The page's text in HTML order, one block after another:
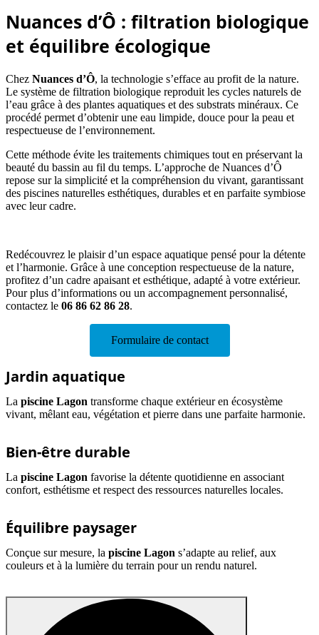
Nuances d’Ô : filtration biologique
et équilibre écologique
Chez Nuances d’Ô, la technologie s’efface au profit de la nature.
Le système de filtration biologique reproduit les cycles naturels de
l’eau grâce à des plantes aquatiques et des substrats minéraux. Ce
procédé permet d’obtenir une eau limpide, douce pour la peau et
respectueuse de l’environnement.
Cette méthode évite les traitements chimiques tout en préservant la
beauté du bassin au fil du temps. L’approche de Nuances d’Ô
repose sur la simplicité et la compréhension du vivant, garantissant
des piscines naturelles esthétiques, durables et en parfaite symbiose
avec leur cadre.
Redécouvrez le plaisir d’un espace aquatique pensé pour la détente
et l’harmonie. Grâce à une conception respectueuse de la nature,
profitez d’un cadre apaisant et esthétique, adapté à votre extérieur.
Pour plus d’informations ou un accompagnement personnalisé,
contactez le 06 86 62 86 28.
Formulaire de contact
Jardin aquatique
La piscine Lagon transforme chaque extérieur en écosystème
vivant, mêlant eau, végétation et pierre dans une parfaite harmonie.
Bien-être durable
La piscine Lagon favorise la détente quotidienne en associant
confort, esthétisme et respect des ressources naturelles locales.
Équilibre paysager
Conçue sur mesure, la piscine Lagon s’adapte au relief, aux
couleurs et à la lumière du terrain pour un rendu naturel.